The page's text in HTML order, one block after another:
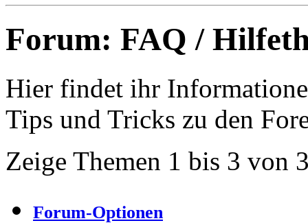
Forum: FAQ /
Hier findet ihr
Tips und Tricks zu den
Zeige Themen 1 bis 3 von
Forum-Optionen